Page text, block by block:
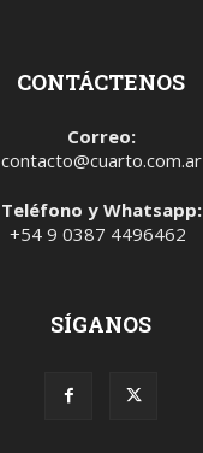
CONTÁCTENOS
Correo:
contacto@cuarto.com.ar
Teléfono y Whatsapp:
+54 9 0387 4496462
SÍGANOS